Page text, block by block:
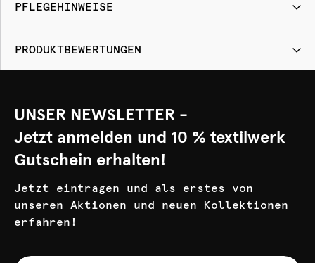
PFLEGEHINWEISE
PRODUKTBEWERTUNGEN
UNSER NEWSLETTER -
Jetzt anmelden und 10 % textilwerk
Gutschein erhalten!
Jetzt eintragen und als erstes von
unseren Aktionen und neuen Kollektionen
erfahren!